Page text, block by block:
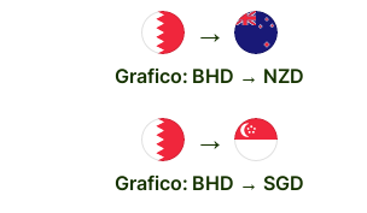
→
Grafico: BHD → NZD
→
Grafico: BHD → SGD